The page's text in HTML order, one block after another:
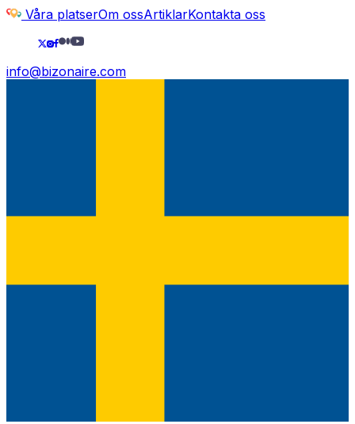
Våra platserOm ossArtiklarKontakta oss
info@bizonaire.com